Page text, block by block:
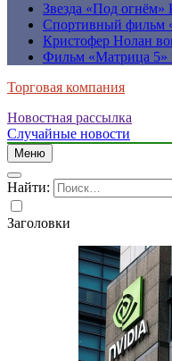
Звезда «Под
Спортивный фильм
Кристофер Нолан
Фильм «Матрица 5»
Торговая компания
Новостная рассылка
Случайные новости
Меню
Найти:
Заголовки